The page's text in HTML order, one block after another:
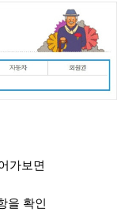
가보면
을 확인